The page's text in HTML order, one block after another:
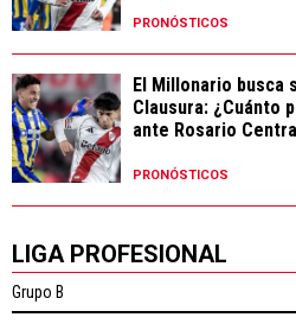
PRONÓSTICOS
El Millonario busca
Clausura: ¿Cuánto
ante Rosario
PRONÓSTICOS
LIGA PROFESIONAL